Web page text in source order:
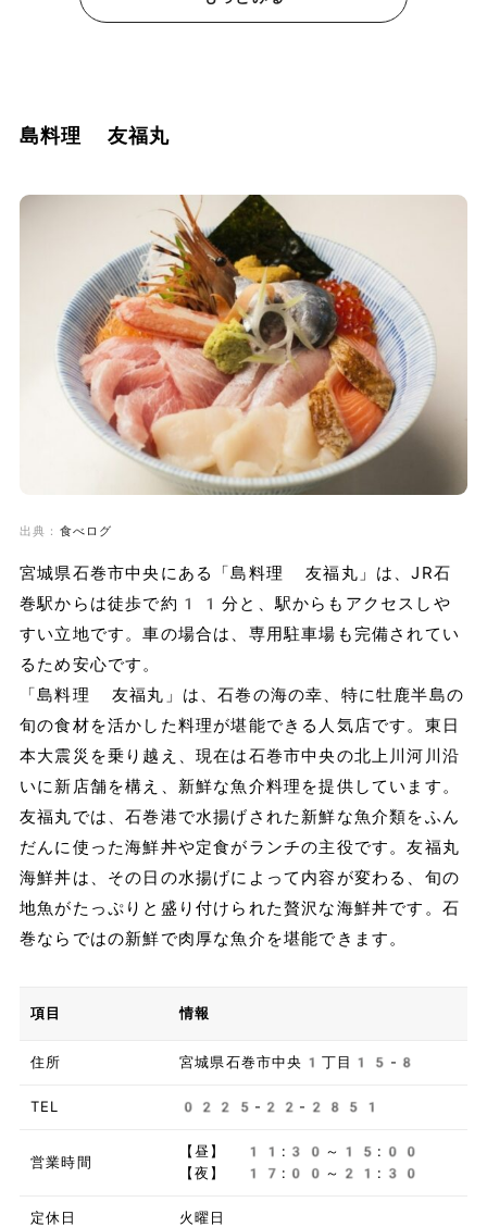
島料理 友福丸
出典： 食べログ
宮城県石巻市中央にある「島料理 友福丸」は、JR石
巻駅からは徒歩で約11分と、駅からもアクセスしや
すい立地です。車の場合は、専用駐車場も完備されてい
るため安心です。
「島料理 友福丸」は、石巻の海の幸、特に牡鹿半島の
旬の食材を活かした料理が堪能できる人気店です。東日
本大震災を乗り越え、現在は石巻市中央の北上川河川沿
いに新店舗を構え、新鮮な魚介料理を提供しています。
友福丸では、石巻港で水揚げされた新鮮な魚介類をふん
だんに使った海鮮丼や定食がランチの主役です。友福丸
海鮮丼は、その日の水揚げによって内容が変わる、旬の
地魚がたっぷりと盛り付けられた贅沢な海鮮丼です。石
巻ならではの新鮮で肉厚な魚介を堪能できます。
項目 情報
住所 宮城県石巻市中央1丁目15-8
TEL 0225-22-2851
営業時間
【昼】 11:30～15:00
【夜】 17:00～21:30
定休日 火曜日